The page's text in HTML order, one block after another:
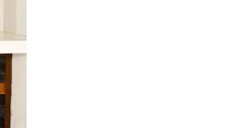
dotykových gest či potiahnutia prstom.